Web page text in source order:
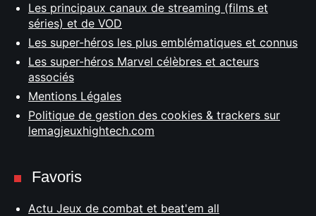
Les principaux canaux de streaming (films et
séries) et de VOD
Les super-héros les plus emblématiques et connus
Les super-héros Marvel célèbres et acteurs
associés
Mentions Légales
Politique de gestion des cookies & trackers sur
lemagjeuxhightech.com
Favoris
Actu Jeux de combat et beat'em all